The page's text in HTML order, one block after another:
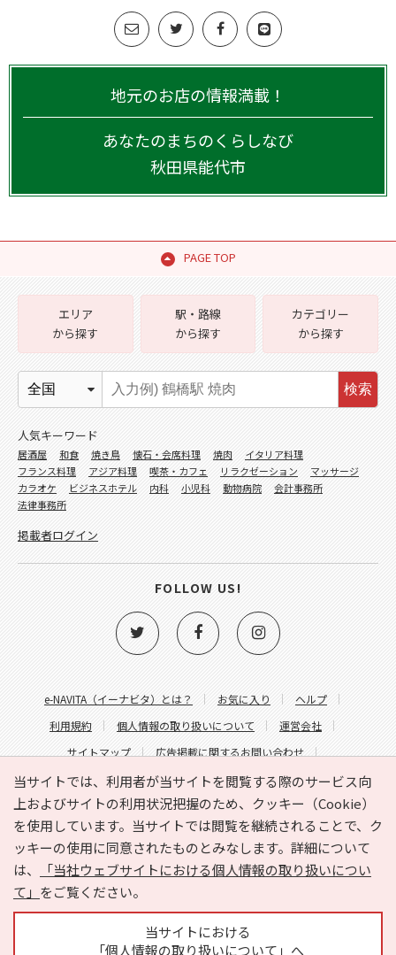
地元のお店の情報満載！
あなたのまちのくらしなび
秋田県能代市
PAGE TOP
当サイトでは、利用者が当サイトを閲覧する際のサービス向
上およびサイトの利用状況把握のため、クッキー（Cookie）
を使用しています。当サイトでは閲覧を継続されることで、ク
ッキーの使用に同意されたものとみなします。詳細について
は、
「当社ウェブサイトにおける個人情報の取り扱いについ
て」 をご覧ください。
当サイトにおける
「個人情報の取り扱いについて」へ
e-NAVITA（イーナビタ）とは？ お気に入り
ヘルプ
利用規約
個人情報の取り扱いについて
運営会社
サイトマップ
広告掲載に関するお問い合わせ
サイトの内容に関するお問い合わせ
エリア
から探す
駅・路線
から探す
カテゴリー
から探す
検索
人気キーワード
居酒屋 和食 焼き鳥 懐石・会席料理 焼肉
イタリア料理
フランス料理
アジア料理 喫茶・カフェ リラクゼーション
マッサージ
カラオケ
ビジネスホテル 内科 小児科 動物病院
会計事務所
法律事務所
掲載者ログイン
FOLLOW US!
Copyright © HYOJITO.Co.,Ltd. All Rights Reserved.